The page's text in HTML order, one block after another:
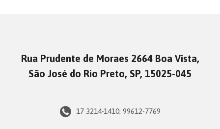
Rua Prudente de Moraes 2664 Boa Vista,
São José do Rio Preto, SP, 15025-045
17 3214-1410; 99612-7769